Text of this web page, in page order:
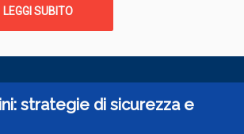
LEGGI SUBITO
strategie di sicurezza e